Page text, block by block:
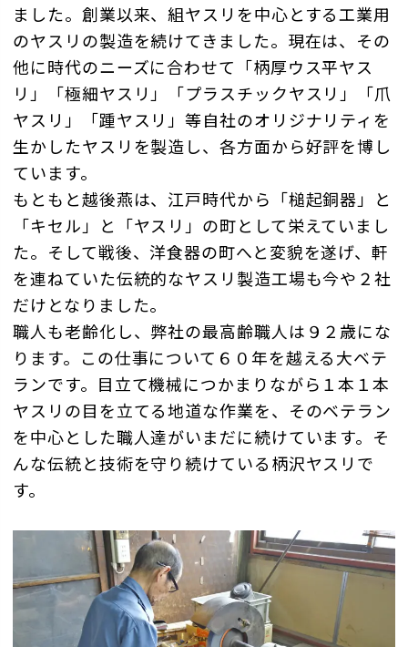
ました。創業以来、組ヤスリを中心とする工業用
のヤスリの製造を続けてきました。現在は、その
他に時代のニーズに合わせて「柄厚ウス平ヤス
リ」「極細ヤスリ」「プラスチックヤスリ」「爪
ヤスリ」「踵ヤスリ」等自社のオリジナリティを
生かしたヤスリを製造し、各方面から好評を博し
ています。
もともと越後燕は、江戸時代から「槌起銅器」と
「キセル」と「ヤスリ」の町として栄えていまし
た。そして戦後、洋食器の町へと変貌を遂げ、軒
を連ねていた伝統的なヤスリ製造工場も今や２社
だけとなりました。
職人も老齢化し、弊社の最高齢職人は９２歳にな
ります。この仕事について６０年を越える大ベテ
ランです。目立て機械につかまりながら１本１本
ヤスリの目を立てる地道な作業を、そのベテラン
を中心とした職人達がいまだに続けています。そ
んな伝統と技術を守り続けている柄沢ヤスリで
す。